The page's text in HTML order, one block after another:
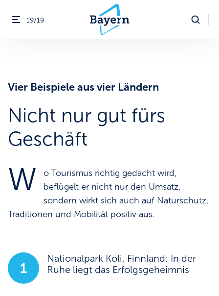
Menü öffnen
19/19
Vier Beispiele aus vier Ländern
Nicht nur gut fürs
Geschäft
W
o Tourismus richtig gedacht wird,
beflügelt er nicht nur den Umsatz,
sondern wirkt sich auch auf Naturschutz,
Traditionen und Mobilität positiv aus.
1
Nationalpark Koli, Finnland: In der
Ruhe liegt das Erfolgsgeheimnis